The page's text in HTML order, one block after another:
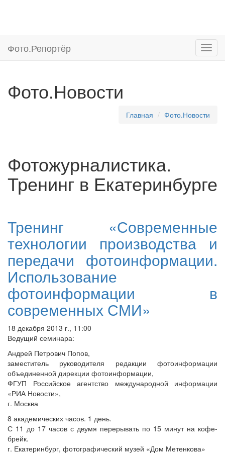
Фото.Репортёр
Фото.Новости
Главная Фото.Новости
Фотожурналистика.
Тренинг в Екатеринбурге
Тренинг «Современные
технологии производства и
передачи фотоинформации.
Использование
фотоинформации в
современных СМИ»
18 декабря 2013 г., 11:00
Ведущий семинара:
Андрей Петрович Попов,
заместитель руководителя редакции фотоинформации
объединенной дирекции фотоинформации,
ФГУП Российское агентство международной информации
«РИА Новости»,
г. Москва
8 академических часов. 1 день.
С 11 до 17 часов с двумя перерывать по 15 минут на кофе-
брейк.
г. Екатеринбург, фотографический музей «Дом Метенкова»